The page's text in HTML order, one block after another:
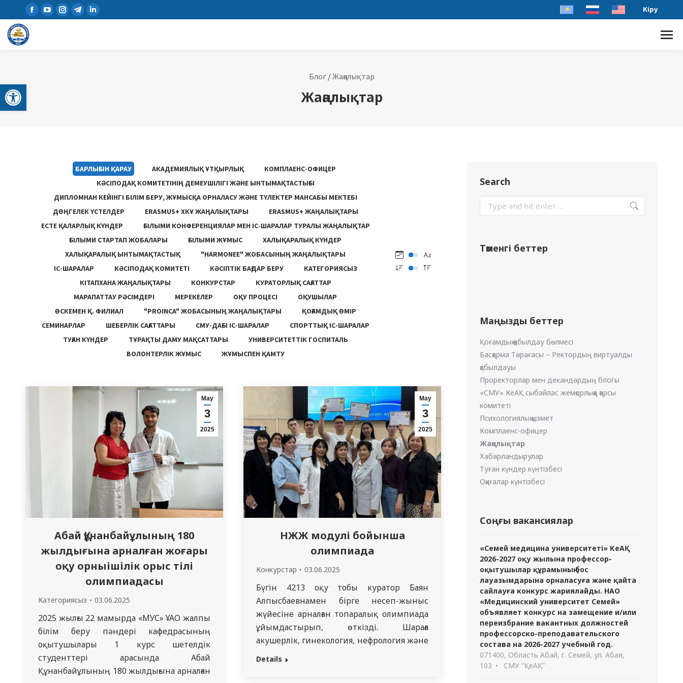
Open toolbar
Кіру
Блог/Жаңалықтар
Жаңалықтар
БАРЛЫҒЫН ҚАРАУ АКАДЕМИЯЛЫҚ ҰТҚЫРЛЫҚ
КОМПЛАЕНС-ОФИЦЕР
КӘСІПОДАҚ КОМИТЕТІНІҢ ДЕМЕУШІЛІГІ ЖӘНЕ ЫНТЫМАҚТАСТЫҒЫ
ДИПЛОМНАН КЕЙІНГІ БІЛІМ БЕРУ, ЖҰМЫСҚА ОРНАЛАСУ ЖƏНЕ ТҮЛЕКТЕР МАНСАБЫ МЕКТЕБІ
ДӨҢГЕЛЕК ҮСТЕЛДЕР
ERASMUS+ ХКҰ ЖАҢАЛЫҚТАРЫ
ERASMUS+ ЖАҢАЛЫҚТАРЫ
ЕСТЕ ҚАЛАРЛЫҚ КҮНДЕР
ҒЫЛЫМИ КОНФЕРЕНЦИЯЛАР МЕН ІС-ШАРАЛАР ТУРАЛЫ ЖАҢАЛЫҚТАР
ҒЫЛЫМИ СТАРТАП ЖОБАЛАРЫ
ҒЫЛЫМИ ЖҰМЫС
ХАЛЫҚАРАЛЫҚ КҮНДЕР
ХАЛЫҚАРАЛЫҚ ЫНТЫМАҚТАСТЫҚ
"HARMONEE" ЖОБАСЫНЫҢ ЖАҢАЛЫҚТАРЫ
ІС-ШАРАЛАР
КӘСІПОДАҚ КОМИТЕТІ КӘСІПТІК БАҒДАР БЕРУ
КАТЕГОРИЯСЫЗ
КІТАПХАНА ЖАҢАЛЫҚТАРЫ
КОНКУРСТАР
КУРАТОРЛЫҚ САҒАТТАР
МАРАПАТТАУ РӘСІМДЕРІ
МЕРЕКЕЛЕР ОҚУ ПРОЦЕСІ
ОҚУШЫЛАР
ӨСКЕМЕН Қ. ФИЛИАЛ
"PROINCA" ЖОБАСЫНЫҢ ЖАҢАЛЫҚТАРЫ
ҚОҒАМДЫҚ ӨМІР
СЕМИНАРЛАР
ШЕБЕРЛІК САҒАТТАРЫ СМУ-ДАҒЫ ІС-ШАРАЛАР
СПОРТТЫҚ ІС-ШАРАЛАР
ТУҒАН КҮНДЕР
ТҰРАҚТЫ ДАМУ МАҚСАТТАРЫ
УНИВЕРСИТЕТТІК ГОСПИТАЛЬ
ВОЛОНТЕРЛІК ЖҰМЫС
ЖҰМЫСПЕН ҚАМТУ
Мау
3
2025
Абай Құнанбайұлының 180
жылдығына арналған жоғары
оқу орныішілік орыс тілі
олимпиадасы
Категориясыз 03.06.2025
2025 жылғы 22 мамырда «МУС» ҰАО жалпы
білім беру пәндері кафедрасының
оқытушылары 1 курс шетелдік
студенттері арасында Абай
Құнанбайұлының 180 жылдығына арналған
Мау
3
2025
НЖЖ модулі бойынша
олимпиада
Конкурстар 03.06.2025
Бүгін 4213 оқу тобы куратор Баян
Алпысбаевнамен бірге несеп-жыныс
жүйесіне арналған топаралық олимпиада
ұйымдастырып, өткізді. Шараға
акушерлік, гинекология, нефрология және
урология пәндерін қамтитын үш топ
Details
Search
Төменгі беттер
Маңызды беттер
Қоғамдық қабылдау бөлмесі
Басқарма Төрағасы – Ректордың виртуалды
қабылдауы
Проректорлар мен декандардың блогы
«СМУ» КеАҚ сыбайлас жемқорлыққа қарсы
комитеті
Психологиялық қызмет
Комплаенс-офицер
Жаңалықтар
Хабарландырулар
Туған күндер күнтізбесі
Оқиғалар күнтізбесі
Соңғы вакансиялар
«Семей медицина университеті» КеАҚ
2026-2027 оқу жылына профессор-
оқытушылар құрамының бос
лауазымдарына орналасуға және қайта
сайлауға конкурс жариялайды. НАО
«Медицинский университет Семей»
объявляет конкурс на замещение и/или
переизбрание вакантных должностей
профессорско-преподавательского
состава на 2026-2027 учебный год.
071400, Область Абай, г. Семей, ул. Абая,
103
СМУ "ҚеАҚ"